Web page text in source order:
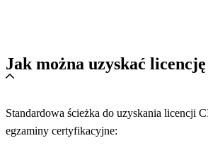
Jak można uzyskać
Standardowa ścieżka do uzyskania licencji
egzaminy certyfikacyjne: